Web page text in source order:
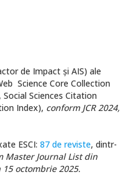
de Impact şi AIS) ale
Science Core Collection
Sciences Citation
Index), conform JCR 2024,
ESCI: 87 de reviste, dintr-
Master Journal List din
15 octombrie 2025.